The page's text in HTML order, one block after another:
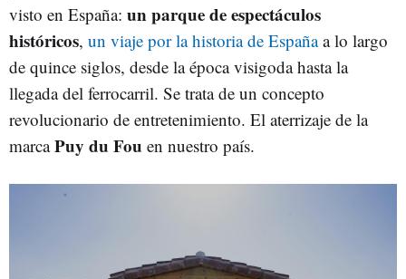
visto en España: un parque de espectáculos
históricos, un viaje por la historia de Españaa lo largo
de quince siglos, desde la época visigoda hasta la
llegada del ferrocarril. Se trata de un concepto
revolucionario de entretenimiento. El aterrizaje de la
marcaPuy du Fou en nuestro país.